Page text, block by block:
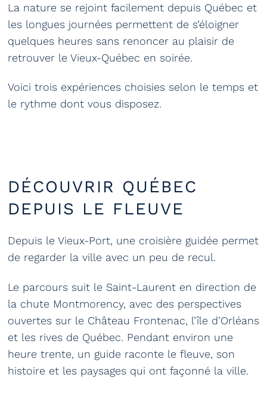
La nature se rejoint facilement depuis Québec et
les longues journées permettent de s’éloigner
quelques heures sans renoncer au plaisir de
retrouver le Vieux-Québec en soirée.
Voici trois expériences choisies selon le temps et
le rythme dont vous disposez.
DÉCOUVRIR QUÉBEC
DEPUIS LE FLEUVE
Depuis le Vieux-Port, une croisière guidée permet
de regarder la ville avec un peu de recul.
Le parcours suit le Saint-Laurent en direction de
la chute Montmorency, avec des perspectives
ouvertes sur le Château Frontenac, l’île d’Orléans
et les rives de Québec. Pendant environ une
heure trente, un guide raconte le fleuve, son
histoire et les paysages qui ont façonné la ville.